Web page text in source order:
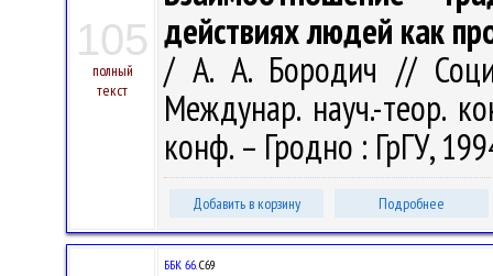
105
полный
текст
действиях людей как
/ А. А. Бородич //
Междунар. науч.-теор.
конф. – Гродно : ГрГУ,
Добавить в корзину Подробнее
ББК 66.С69